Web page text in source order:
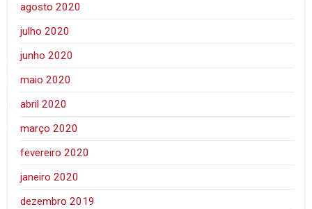
agosto 2020
julho 2020
junho 2020
maio 2020
abril 2020
março 2020
fevereiro 2020
janeiro 2020
dezembro 2019